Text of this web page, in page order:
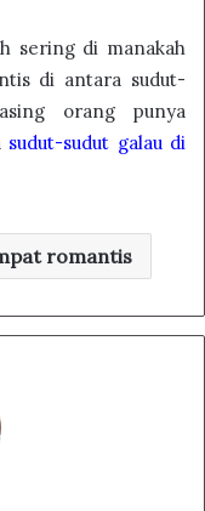
sering di manakah
di antara sudut-
orang punya
sudut-sudut galau di
romantis